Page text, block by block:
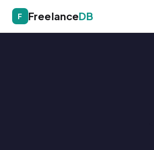
F FreelanceDB